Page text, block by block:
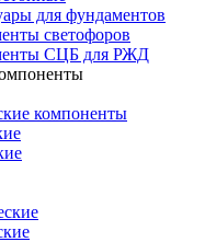
для фундаментов
светофоров
СЦБ для РЖД
компоненты